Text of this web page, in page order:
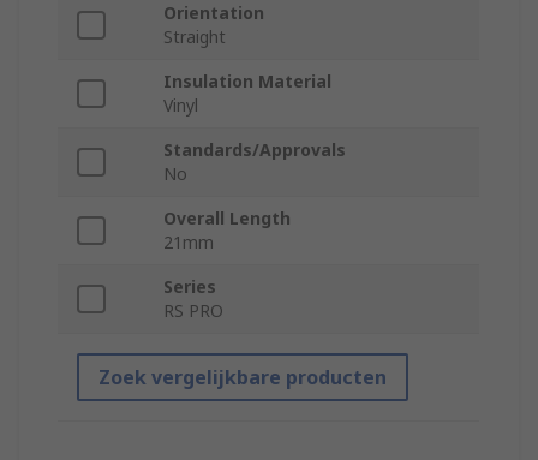
Orientation
Straight
Insulation Material
Vinyl
Standards/Approvals
No
Overall Length
21mm
Series
RS PRO
Zoek vergelijkbare producten